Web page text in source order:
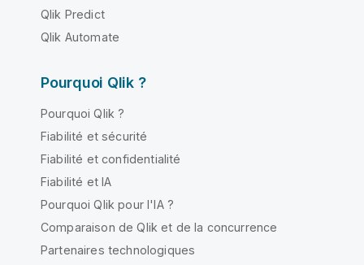
Qlik Predict
Qlik Automate
Pourquoi Qlik ?
Pourquoi Qlik ?
Fiabilité et sécurité
Fiabilité et confidentialité
Fiabilité et IA
Pourquoi Qlik pour l'IA ?
Comparaison de Qlik et de la concurrence
Partenaires technologiques